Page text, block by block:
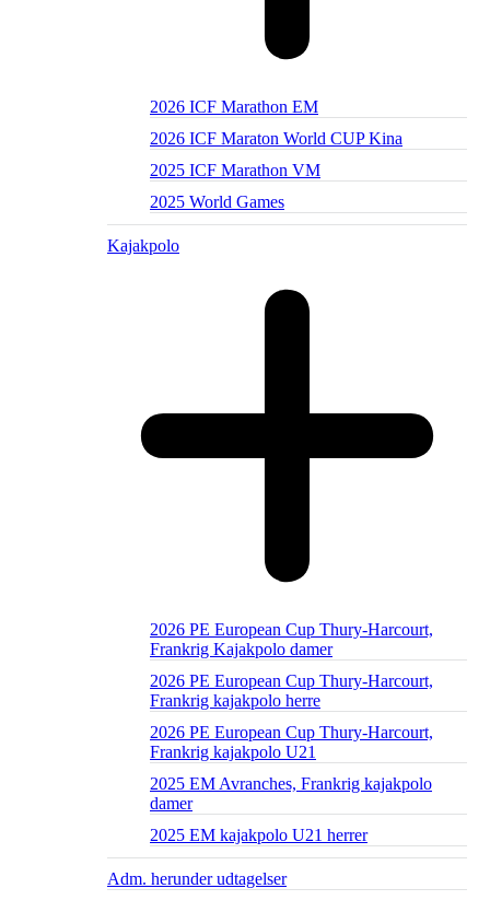
2026 ICF Marathon EM
2026 ICF Maraton World CUP Kina
2025 ICF Marathon VM
2025 World Games
Kajakpolo
2026 PE European Cup Thury-Harcourt,
Frankrig Kajakpolo damer
2026 PE European Cup Thury-Harcourt,
Frankrig kajakpolo herre
2026 PE European Cup Thury-Harcourt,
Frankrig kajakpolo U21
2025 EM Avranches, Frankrig kajakpolo
damer
2025 EM kajakpolo U21 herrer
Adm. herunder udtagelser